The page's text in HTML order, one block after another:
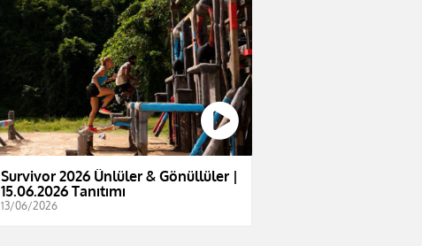
Survivor 2026 Ünlüler & Gönüllüler |
15.06.2026 Tanıtımı
13/06/2026